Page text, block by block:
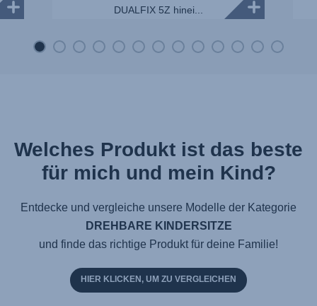
DUALFIX 5Z hinei...
Welches Produkt ist das beste
für mich und mein Kind?
Entdecke und vergleiche unsere Modelle der Kategorie
DREHBARE KINDERSITZE
und finde das richtige Produkt für deine Familie!
HIER KLICKEN, UM ZU VERGLEICHEN